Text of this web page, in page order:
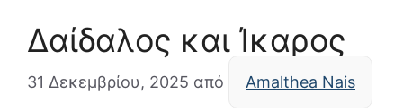
Δαίδαλος και Ίκαρος
31 Δεκεμβρίου, 2025 από Amalthea Nais